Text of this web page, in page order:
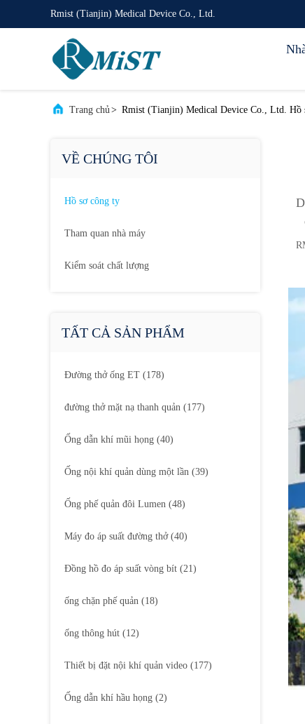
Rmist (Tianjin) Medical Device Co., Ltd.
Trang chủ> Rmist (Tianjin) Medical Device Co., Ltd. Hồ
VỀ CHÚNG TÔI
Hồ sơ công ty
Tham quan nhà máy
Kiểm soát chất lượng
TẤT CẢ SẢN PHẨM
Đường thở ống ET (178)
đường thở mặt nạ thanh quản (177)
Ống dẫn khí mũi họng (40)
Ống nội khí quản dùng một lần (39)
Ống phế quản đôi Lumen (48)
Máy đo áp suất đường thở (40)
Đồng hồ đo áp suất vòng bít (21)
ống chặn phế quản (18)
ống thông hút (12)
Thiết bị đặt nội khí quản video (177)
Ống dẫn khí hầu họng (2)